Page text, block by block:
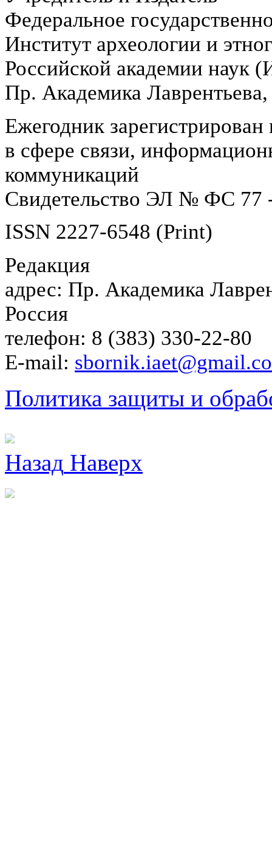
Федеральное
Институт археологии и
Российской академии
Пр. Академика
Ежегодник
в сфере связи,
коммуникаций
Свидетельство ЭЛ № ФС 77
ISSN 2227-6548 (Print)
Редакция
адрес: Пр. Академика
Россия
телефон: 8 (383) 330-22-80
E-mail:
Политика защиты и
Назад Наверх